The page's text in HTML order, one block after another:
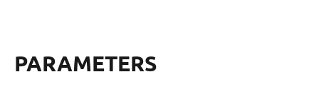
PARAMETERS